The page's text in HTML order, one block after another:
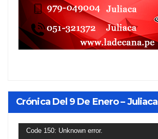
Crónica Del 9 De Enero – Juliaca
Reproductor
Code 150: Unknown error.